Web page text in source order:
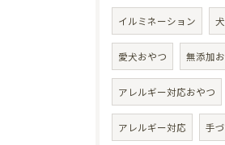
イルミネーション
愛犬おやつ 無添加
アレルギー対応おやつ
アレルギー対応 手